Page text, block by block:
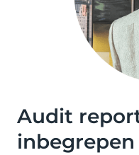
Audit
inbegrepen